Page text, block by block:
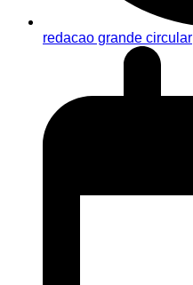
redacao grande circular